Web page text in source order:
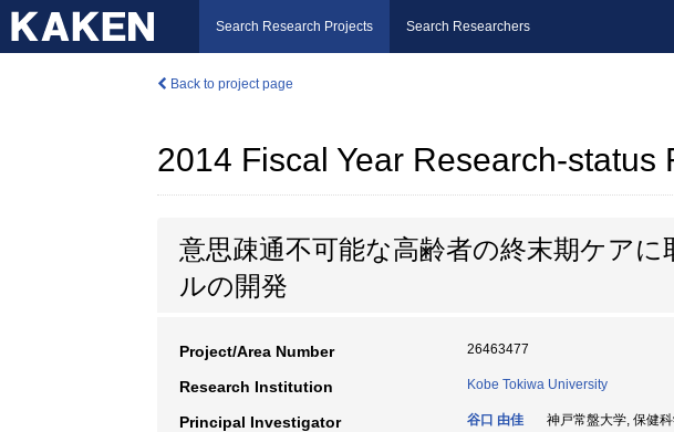
Search Research Projects Search Researchers
Back to project page
2014 Fiscal Year Research-status
意思疎通不可能な高齢者の終末期ケア
ルの開発
Project/Area Number 26463477
Research Institution Kobe Tokiwa University
Principal Investigator 谷口 由佳 神戸常盤大学, 保健